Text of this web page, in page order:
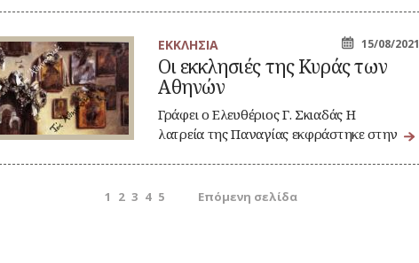
ΕΚΚΛΗΣΙΑ 15/08/2021
Οι εκκλησιές της Κυράς των
Αθηνών
Γράφει ο Ελευθέριος Γ. Σκιαδάς Η
λατρεία της Παναγίας εκφράστηκε στην
Page
1 Page
2 Page
3 Page
4 Page
5 Επόμενη σελίδα